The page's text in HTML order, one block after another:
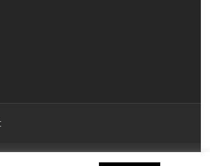
nie stanowią porady lekarskiej.